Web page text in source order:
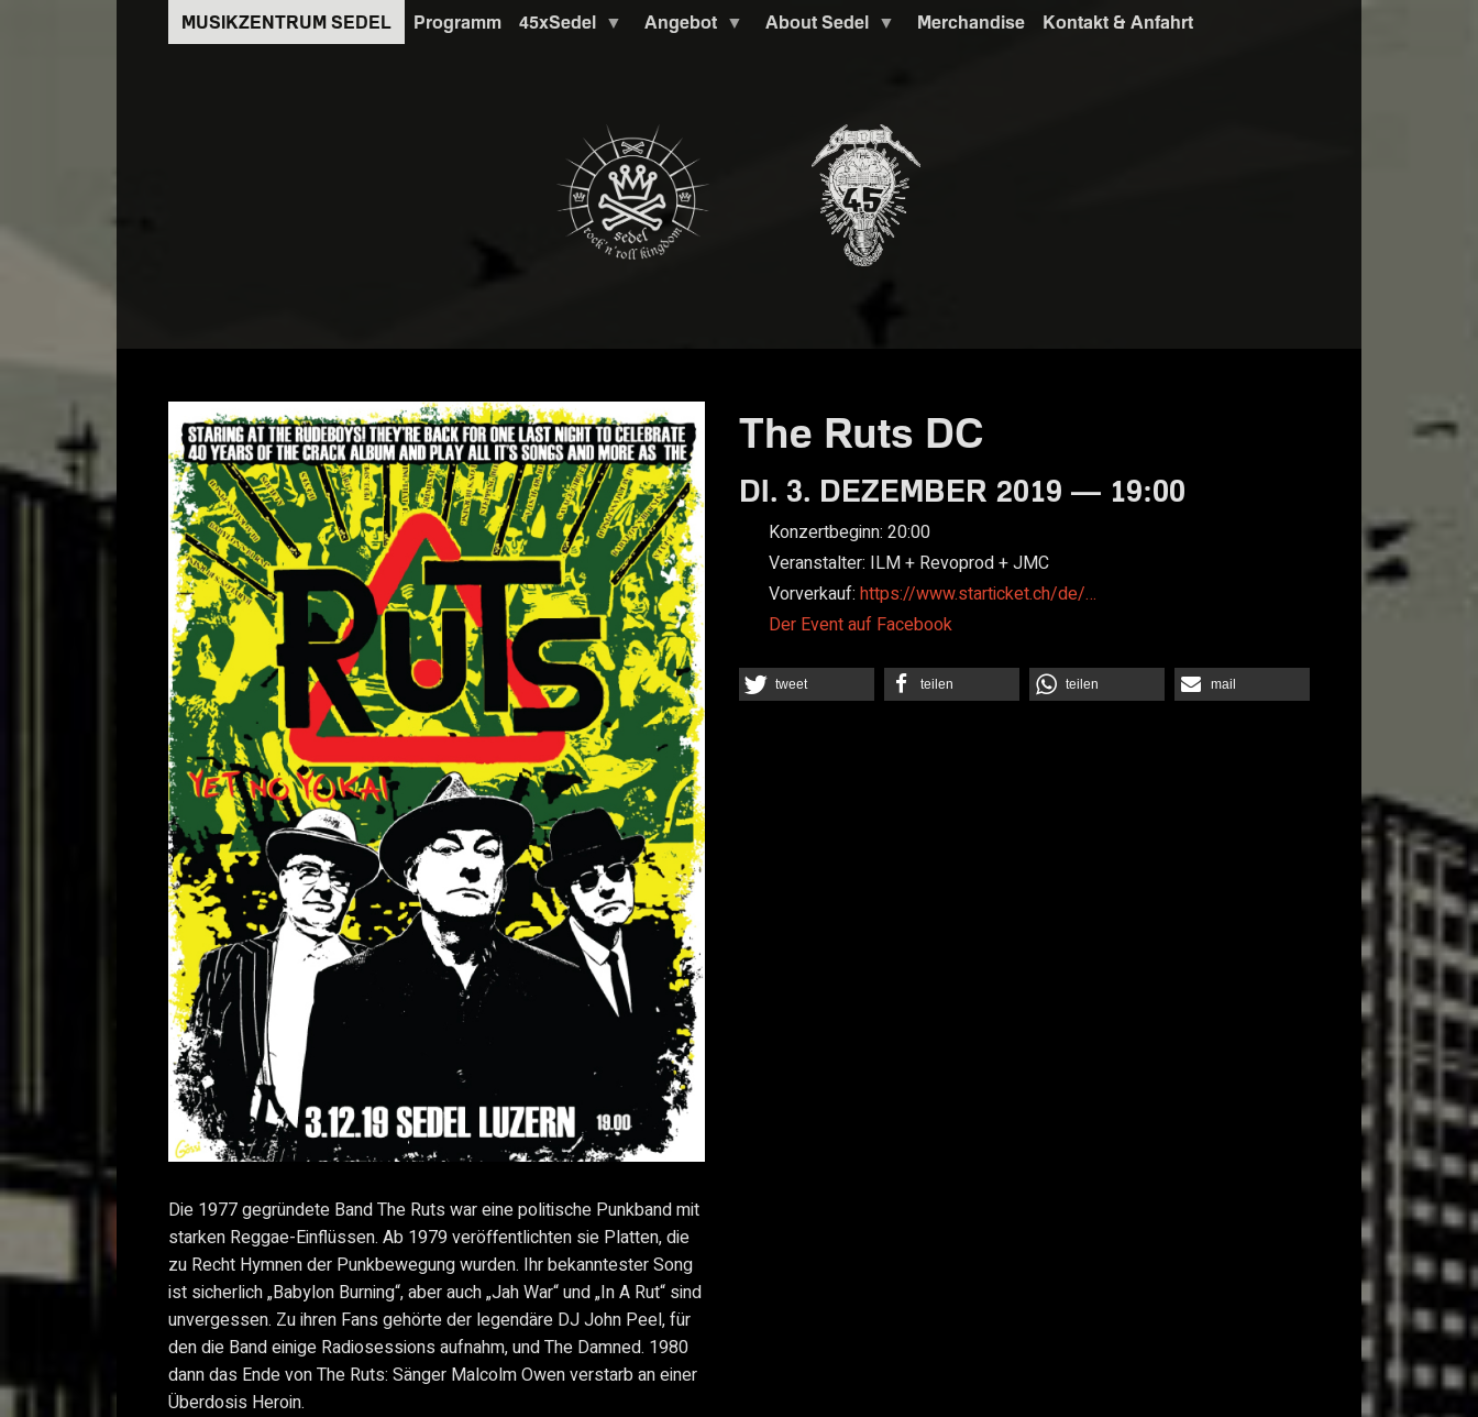
Programm 45xSedel Angebot About Sedel Merchandise Kontakt & Anfahrt
The Ruts DC
DI. 3. DEZEMBER 2019 — 19:00
Konzertbeginn: 20:00
Veranstalter: ILM + Revoprod + JMC
Vorverkauf: https://www.starticket.ch/de/…
Der Event auf Facebook
tweet teilen teilen mail
Die 1977 gegründete Band The Ruts war eine politische Punkband mit
starken Reggae-Einflüssen. Ab 1979 veröffentlichten sie Platten, die
zu Recht Hymnen der Punkbewegung wurden. Ihr bekanntester Song
ist sicherlich „Babylon Burning“, aber auch „Jah War“ und „In A Rut“ sind
unvergessen. Zu ihren Fans gehörte der legendäre DJ John Peel, für
den die Band einige Radiosessions aufnahm, und The Damned. 1980
dann das Ende von The Ruts: Sänger Malcolm Owen verstarb an einer
Überdosis Heroin.